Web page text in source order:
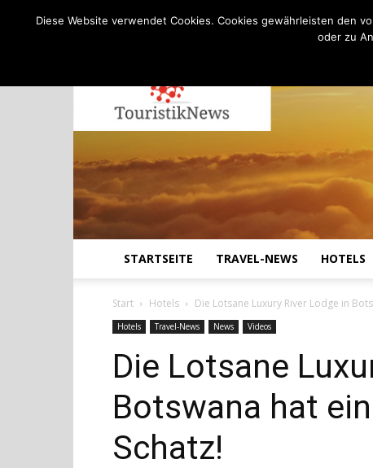
STARTSEITE TRAVEL-NEWS HOTELS
Start Hotels Die Lotsane Luxury River Lodge in
Hotels Travel-News News Videos
Die Lotsane
Botswana hat
Schatz!
Diese Website verwendet Cookies. Cookies gewährleisten den
oder zu